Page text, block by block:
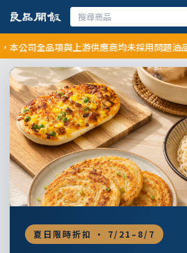
司全品項與上游供應商均未採用問題油品，
夏日限時折扣 · 7/21–8/7